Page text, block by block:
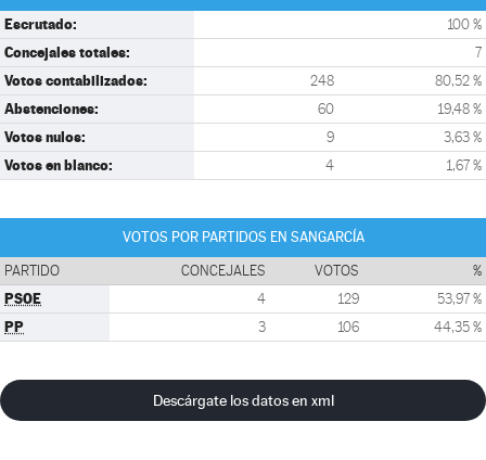
Escrutado: 100 %
Concejales totales: 7
Votos contabilizados: 248 80,52 %
Abstenciones: 60 19,48 %
Votos nulos: 9 3,63 %
Votos en blanco: 4 1,67 %
VOTOS POR PARTIDOS EN SANGARCÍA
PARTIDO CONCEJALES VOTOS %
PSOE 4 129 53,97 %
PP 3 106 44,35 %
Descárgate los datos en xml